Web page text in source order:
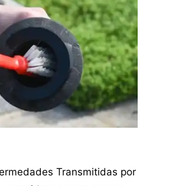
Transmitidas por